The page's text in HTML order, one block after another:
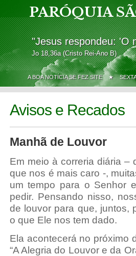
PARÓQUIA
"Jesus respondeu: 'O
Jo 18,36a (Cristo Rei-Ano B)
A BOA NOTÍCIA SE FEZ SITE ★
Avisos e Recados
Manhã de Louvor
Em meio à correria diária –
que nos é mais caro -,
um tempo para o Senhor
pedir. Pensando nisso,
de louvor para que, juntos,
o que Ele nos tem dado.
Ela acontecerá no próximo
“A Alegria do Louvor e da